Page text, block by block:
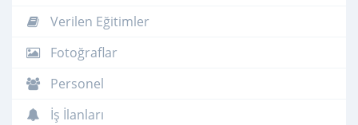
Verilen Eğitimler
Fotoğraflar
Personel
İş İlanları